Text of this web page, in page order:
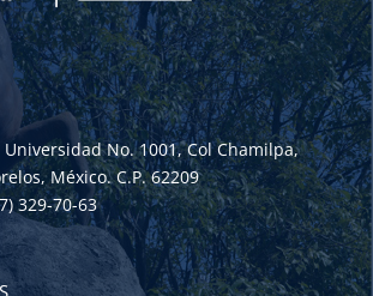
Universidad No. 1001, Col Chamilpa,
México. C.P. 62209
329-70-63